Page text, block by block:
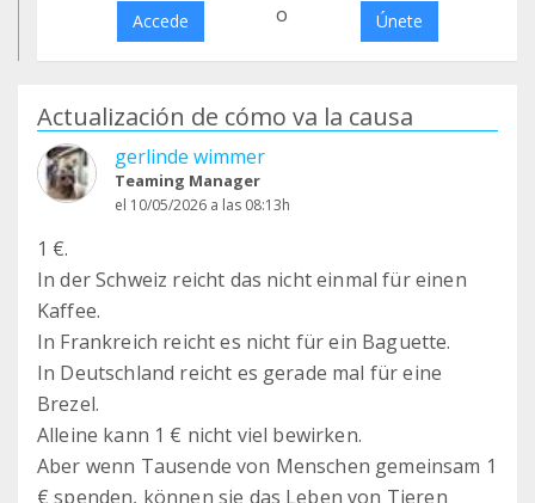
Accede o Únete
Actualización de cómo va la causa
gerlinde wimmer
Teaming Manager
el 10/05/2026 a las 08:13h
1 €.
In der Schweiz reicht das nicht einmal für einen
Kaffee.
In Frankreich reicht es nicht für ein Baguette.
In Deutschland reicht es gerade mal für eine
Brezel.
Alleine kann 1 € nicht viel bewirken.
Aber wenn Tausende von Menschen gemeinsam 1
€ spenden, können sie das Leben von Tieren